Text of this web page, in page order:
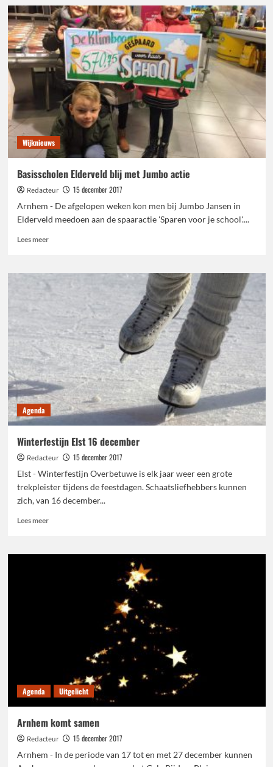
Arnhem
samen
deelt
gratis
uit
Wijknieuws
Basisscholen Elderveld blij met Jumbo actie
Redacteur
15 december 2017
Arnhem - De afgelopen weken kon men bij Jumbo Jansen in
Elderveld meedoen aan de spaaractie 'Sparen voor je school'....
Lees meerLees
Basisscholen
Elderveld
Jumbo
actie
Agenda
Winterfestijn Elst 16 december
Redacteur
15 december 2017
Elst - Winterfestijn Overbetuwe is elk jaar weer een grote
trekpleister tijdens de feestdagen. Schaatsliefhebbers kunnen
zich, van 16 december...
Lees meerLees
Winterfestijn
Agenda Uitgelicht
Arnhem komt samen
Redacteur
15 december 2017
Arnhem - In de periode van 17 tot en met 27 december kunnen